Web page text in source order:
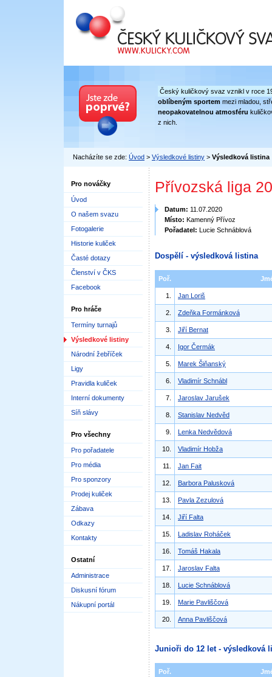
Český kuličkový svaz
Český kuličkový svaz vznikl v roce
oblíbeným sportem mezi mladou,
neopakovatelnou atmosféru
z nich.
Nacházíte se zde: Úvod > Výsledkové listiny > Výsledková listina
Pro nováčky
Úvod
O našem svazu
Fotogalerie
Historie kuliček
Časté dotazy
Členství v ČKS
Facebook
Pro hráče
Termíny turnajů
Výsledkové listiny
Národní žebříček
Ligy
Pravidla kuliček
Interní dokumenty
Síň slávy
Pro všechny
Pro pořadatele
Pro média
Pro sponzory
Prodej kuliček
Zábava
Odkazy
Kontakty
Ostatní
Administrace
Diskusní fórum
Nákupní portál
Přívozská liga
Datum: 11.07.2020
Místo: Kamenný Přívoz
Pořadatel: Lucie Schnáblová
Dospělí - výsledková listina
Poř.
1. Jan Loriš
2. Zdeňka Formánková
3. Jiří Bernat
4. Igor Čermák
5. Marek Šiňanský
6. Vladimír Schnábl
7. Jaroslav Jarušek
8. Stanislav Nedvěd
9. Lenka Nedvědová
10. Vladimír Hobža
11. Jan Fait
12. Barbora Palusková
13. Pavla Zezulová
14. Jiří Falta
15. Ladislav Roháček
16. Tomáš Hakala
17. Jaroslav Falta
18. Lucie Schnáblová
19. Marie Pavliščová
20. Anna Pavliščová
Junioři do 12 let - výsledková
Poř.